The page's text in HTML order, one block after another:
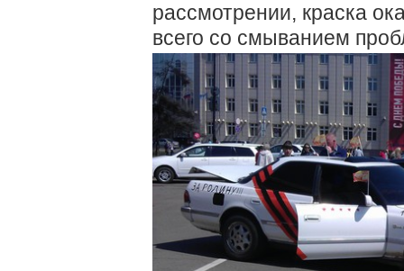
рассмотрении, краска
всего со смыванием